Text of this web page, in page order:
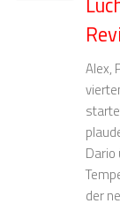
Alex,
der